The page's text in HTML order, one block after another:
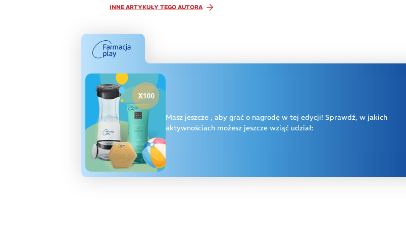
INNE ARTYKUŁY TEGO AUTORA
Masz jeszcze , aby grać o nagrodę w tej edycji! Sprawdź, w jakich
aktywnościach możesz jeszcze wziąć udział: